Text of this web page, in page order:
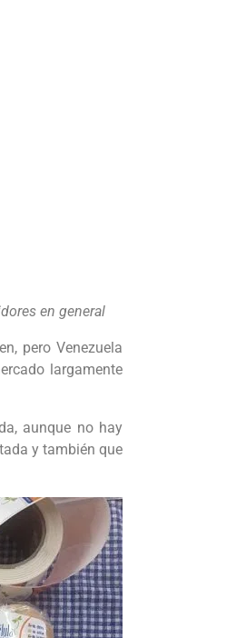
en general
pero Venezuela
largamente
aunque no hay
y también que